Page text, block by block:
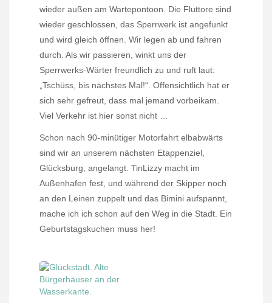
wieder außen am Wartepontoon. Die Fluttore sind
wieder geschlossen, das Sperrwerk ist angefunkt
und wird gleich öffnen. Wir legen ab und fahren
durch. Als wir passieren, winkt uns der
Sperrwerks-Wärter freundlich zu und ruft laut:
„Tschüss, bis nächstes Mal!“. Offensichtlich hat er
sich sehr gefreut, dass mal jemand vorbeikam.
Viel Verkehr ist hier sonst nicht …
Schon nach 90-minütiger Motorfahrt elbabwärts
sind wir an unserem nächsten Etappenziel,
Glücksburg, angelangt. TinLizzy macht im
Außenhafen fest, und während der Skipper noch
an den Leinen zuppelt und das Bimini aufspannt,
mache ich ich schon auf den Weg in die Stadt. Ein
Geburtstagskuchen muss her!